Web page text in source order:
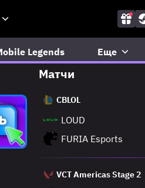
Legends Еще
Матчи
CBLOL
LOUD
FURIA Esports
VCT Americas Stage 2